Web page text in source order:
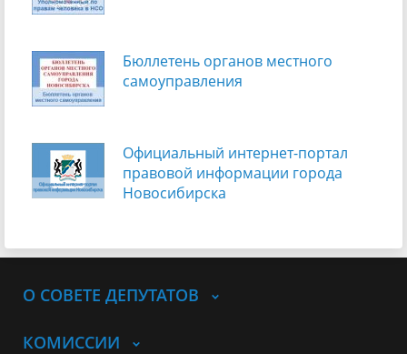
Бюллетень органов местного
самоуправления
Официальный интернет-портал
правовой информации города
Новосибирска
О СОВЕТЕ ДЕПУТАТОВ
КОМИССИИ